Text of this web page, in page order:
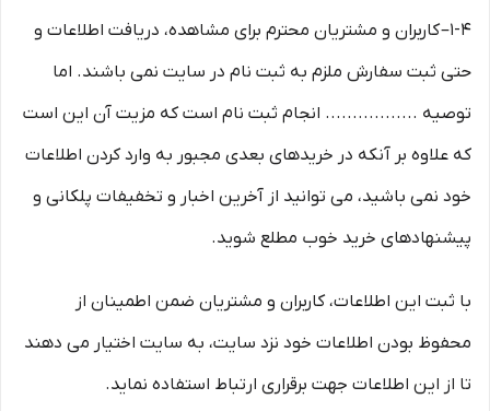
1-۴– کاربران و مشتریان محترم برای مشاهده، دریافت اطلاعات و
حتی ثبت سفارش ملزم به ثبت نام در سایت نمی باشند. اما
توصیه ................. انجام ثبت نام است که مزیت آن این است
که علاوه بر آنکه در خریدهای بعدی مجبور به وارد کردن اطلاعات
خود نمی باشید، می توانید از آخرین اخبار و تخفیفات پلکانی و
پیشنهادهای خرید خوب مطلع شوید.
با ثبت این اطلاعات، کاربران و مشتریان ضمن اطمینان از
محفوظ بودن اطلاعات خود نزد سایت، به سایت اختیار می دهند
تا از این اطلاعات جهت برقراری ارتباط استفاده نماید.